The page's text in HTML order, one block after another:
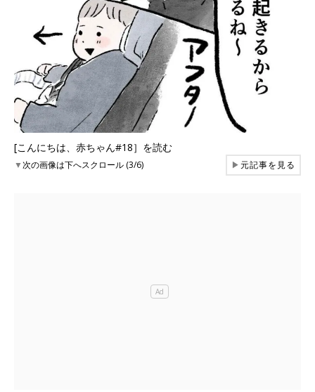
[こんにちは、赤ちゃん#18］を読む
▼次の画像は下へスクロール (3/6) ▶元記事を見る